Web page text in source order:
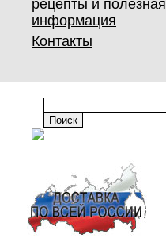
рецепты и полезная
информация
Контакты